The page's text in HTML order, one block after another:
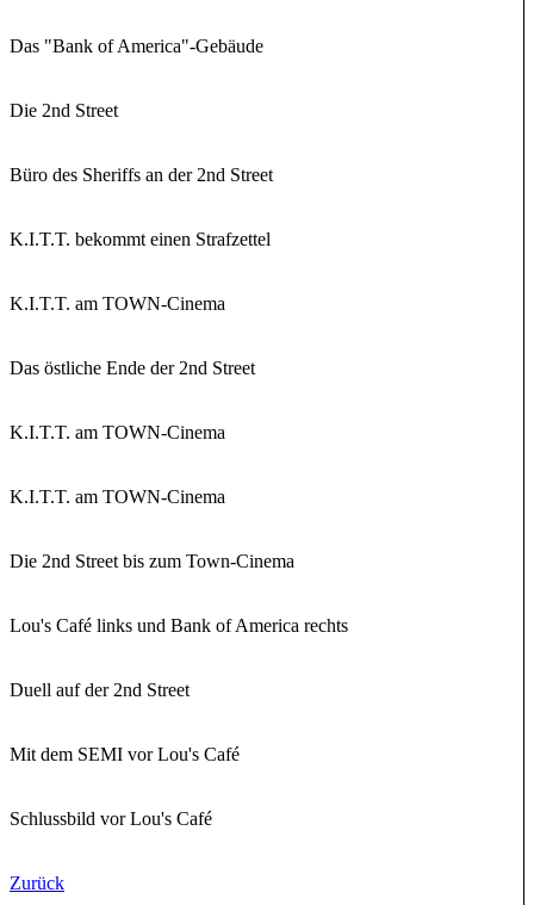
Das "Bank of America"-Gebäude
Die 2nd Street
Büro des Sheriffs an der 2nd Street
K.I.T.T. bekommt einen Strafzettel
K.I.T.T. am TOWN-Cinema
Das östliche Ende der 2nd Street
K.I.T.T. am TOWN-Cinema
K.I.T.T. am TOWN-Cinema
Die 2nd Street bis zum Town-Cinema
Lou's Café links und Bank of America rechts
Duell auf der 2nd Street
Mit dem SEMI vor Lou's Café
Schlussbild vor Lou's Café
Zurück